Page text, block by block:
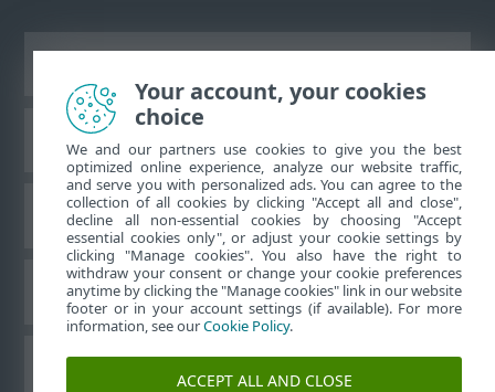
Base de conhecimento da ESET
Fórum ESET
Suporte regional
Your account, your cookies
choice
We and our partners use cookies to give you the best
optimized online experience, analyze our website traffic,
and serve you with personalized ads. You can agree to the
collection of all cookies by clicking "Accept all and close",
decline all non-essential cookies by choosing "Accept
essential cookies only", or adjust your cookie settings by
clicking "Manage cookies". You also have the right to
withdraw your consent or change your cookie preferences
anytime by clicking the "Manage cookies" link in our website
footer or in your account settings (if available). For more
information, see ourCookie Policy.
ACCEPT ALL AND CLOSE